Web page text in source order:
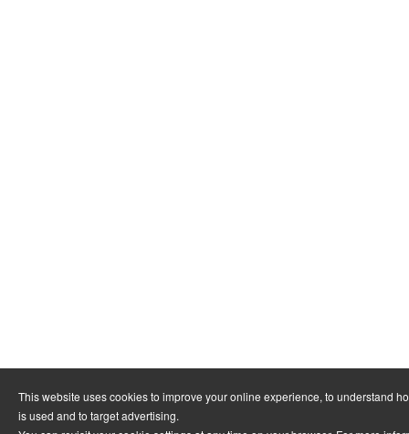
This website uses cookies to improve your online experience, to understand
is used and to target advertising.